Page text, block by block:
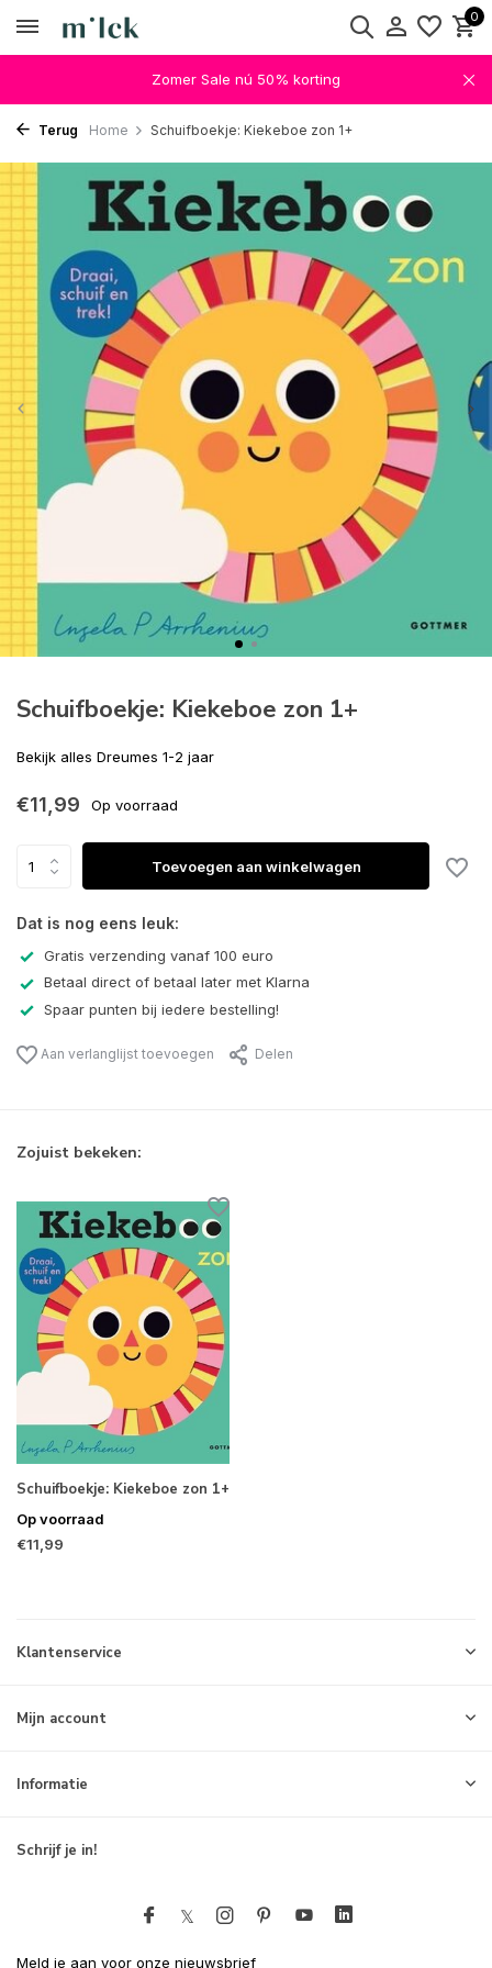
0
Zomer Sale nú 50% korting
Terug Home Schuifboekje: Kiekeboe zon 1+
Schuifboekje: Kiekeboe zon 1+
Bekijk alles Dreumes 1-2 jaar
€11,99 Op voorraad
Toevoegen aan winkelwagen
Dat is nog eens leuk:
Gratis verzending vanaf 100 euro
Betaal direct of betaal later met Klarna
Spaar punten bij iedere bestelling!
Aan verlanglijst toevoegen Delen
Zojuist bekeken:
Schuifboekje: Kiekeboe zon 1+
Op voorraad
€11,99
Klantenservice
Mijn account
Informatie
Schrijf je in!
Meld je aan voor onze nieuwsbrief